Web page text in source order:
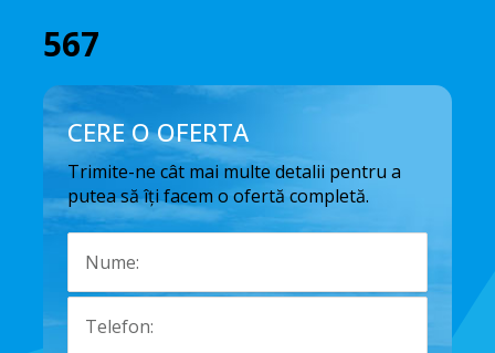
567
CERE O OFERTA
Trimite-ne cât mai multe detalii pentru a
putea să îți facem o ofertă completă.